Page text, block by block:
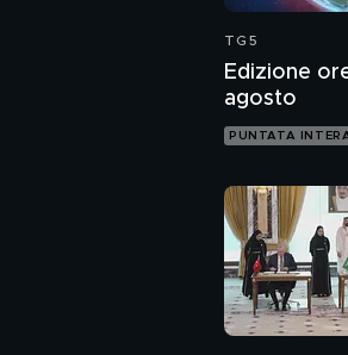
TG5
Edizione
agosto
PUNTATA